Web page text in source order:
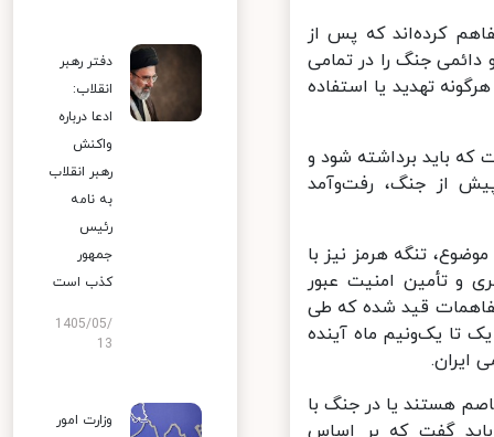
کرده‌اند که پس از
جنگ را در تمامی
تهدید یا استفاده
باید برداشته شود و
از جنگ، رفت‌وآمد
تنگه هرمز نیز با
و تأمین امنیت عبور
قید شده که طی
تا یک‌ونیم ماه آینده
هستند یا در جنگ با
گفت که بر اساس
دفتر رهبر
انقلاب:
ادعا درباره
واکنش
رهبر انقلاب
به نامه
رئیس
جمهور
کذب است
1405/05/
13
وزارت امور